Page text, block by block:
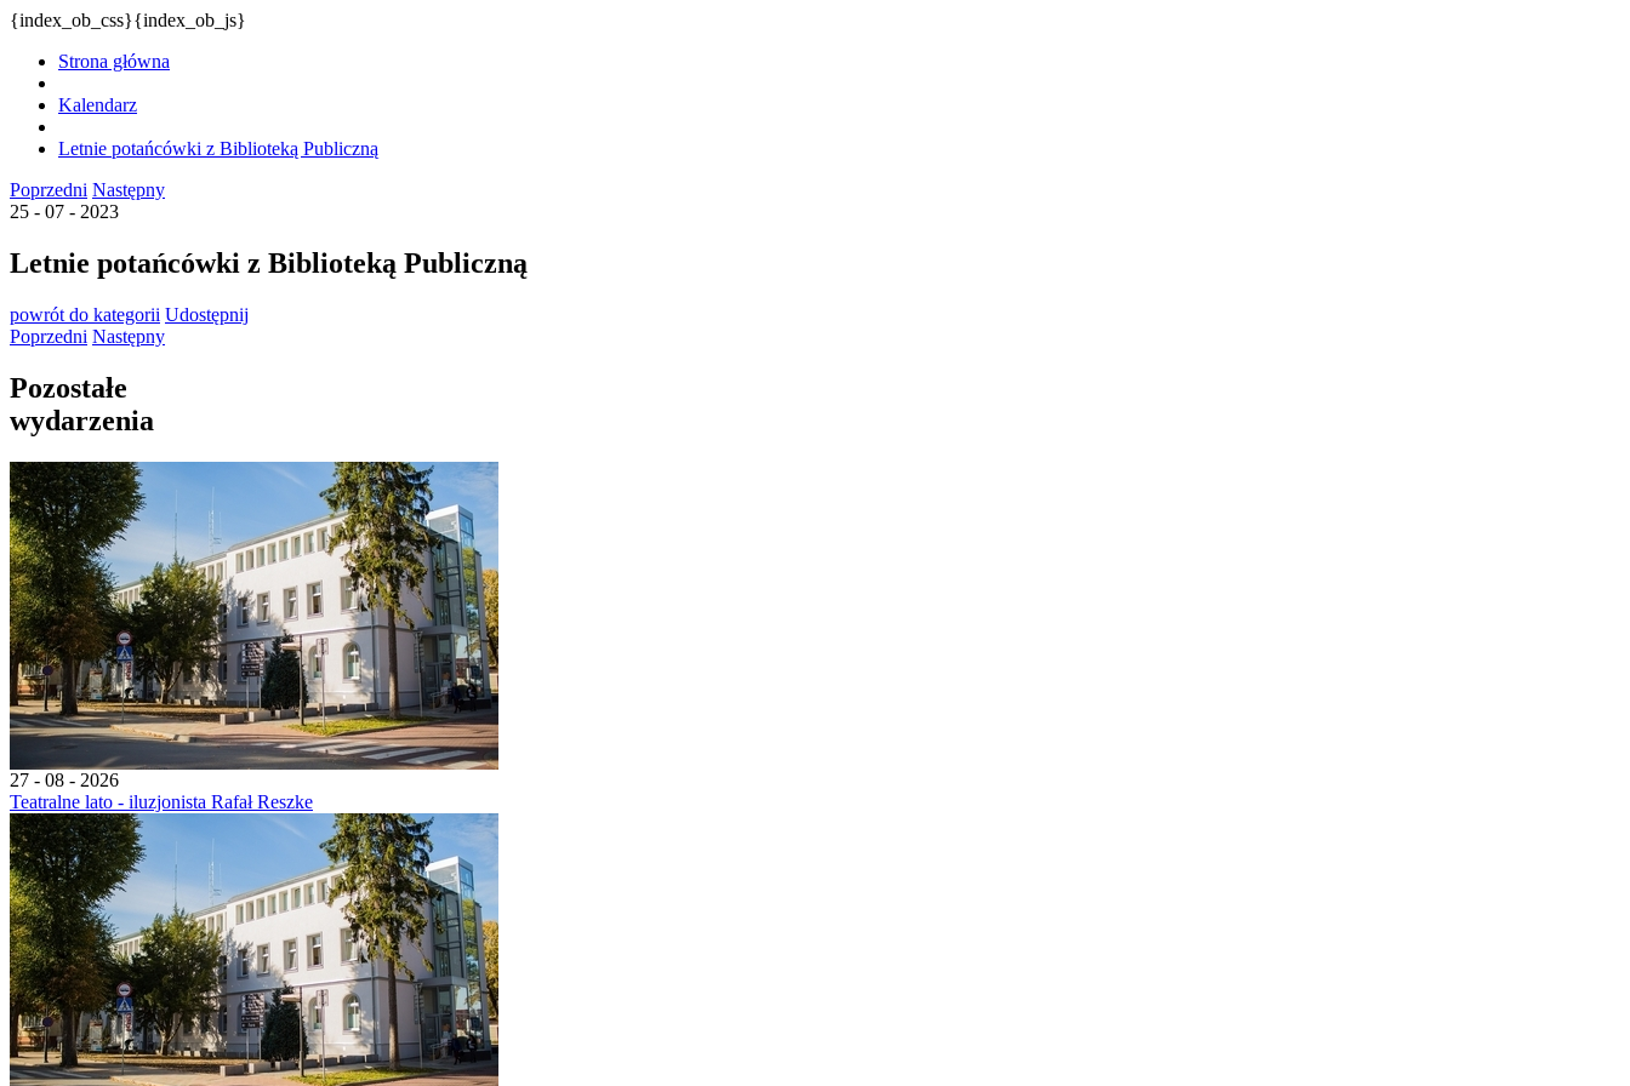
{index_ob_css}{index_ob_js}
Strona główna
Kalendarz
Letnie potańcówki z Biblioteką Publiczną
Poprzedni Następny
25 - 07 - 2023
Letnie potańcówki z Biblioteką Publiczną
powrót do kategorii Udostępnij
Poprzedni Następny
Pozostałe
wydarzenia
27 - 08 - 2026
Teatralne lato - iluzjonista Rafał Reszke